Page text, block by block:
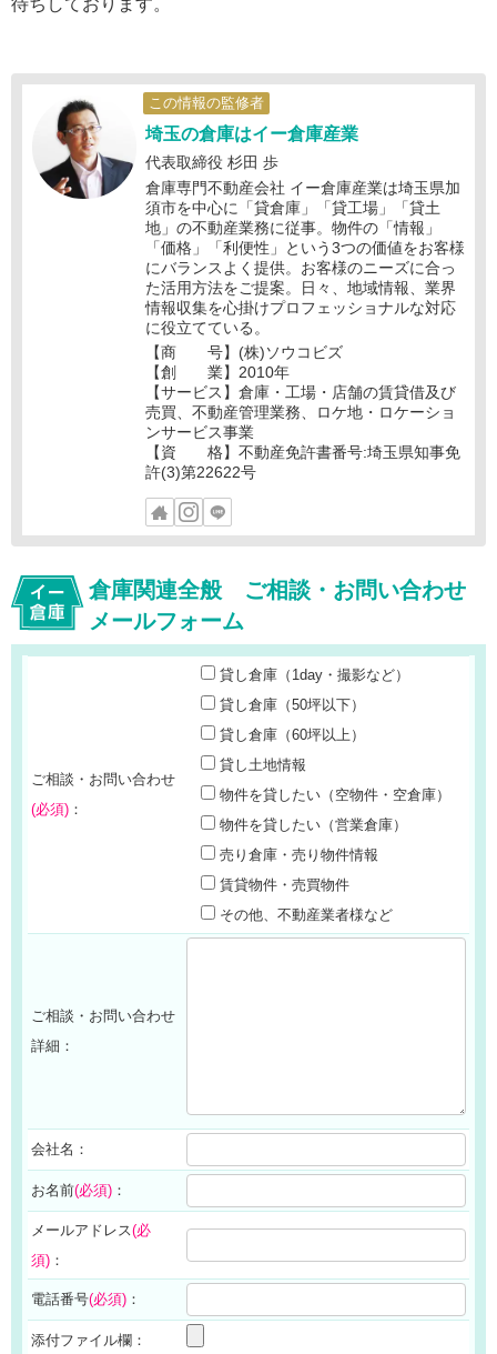
待ちしております。
この情報の監修者
埼玉の倉庫はイー倉庫産業
代表取締役 杉田 歩
倉庫専門不動産会社 イー倉庫産業は埼玉県加
須市を中心に「貸倉庫」「貸工場」「貸土
地」の不動産業務に従事。物件の「情報」
「価格」「利便性」という3つの価値をお客様
にバランスよく提供。お客様のニーズに合っ
た活用方法をご提案。日々、地域情報、業界
情報収集を心掛けプロフェッショナルな対応
に役立てている。
【商 号】(株)ソウコビズ
【創 業】2010年
【サービス】倉庫・工場・店舗の賃貸借及び
売買、不動産管理業務、ロケ地・ロケーショ
ンサービス事業
【資 格】不動産免許書番号:埼玉県知事免
許(3)第22622号
倉庫関連全般 ご相談・お問い合わせ
メールフォーム
ご相談・お問い合わせ
(必須) ：
貸し倉庫（1day・撮影など）
貸し倉庫（50坪以下）
貸し倉庫（60坪以上）
貸し土地情報
物件を貸したい（空物件・空倉庫）
物件を貸したい（営業倉庫）
売り倉庫・売り物件情報
賃貸物件・売買物件
その他、不動産業者様など
ご相談・お問い合わせ
詳細：
会社名：
お名前(必須) ：
メールアドレス(必
須) ：
電話番号(必須) ：
添付ファイル欄：